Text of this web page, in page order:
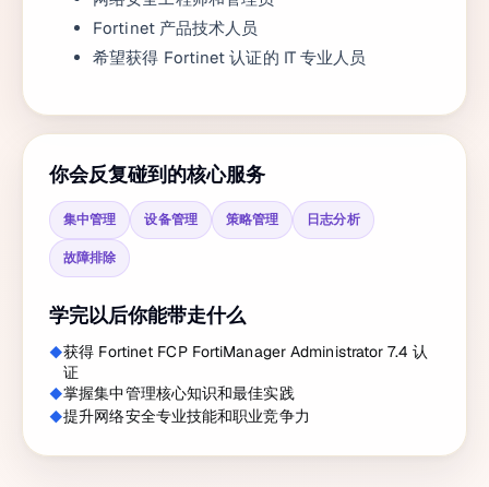
Fortinet 产品技术人员
希望获得 Fortinet 认证的 IT 专业人员
你会反复碰到的核心服务
集中管理 设备管理 策略管理 日志分析
故障排除
学完以后你能带走什么
获得 Fortinet FCP FortiManager Administrator 7.4 认
证
掌握集中管理核心知识和最佳实践
提升网络安全专业技能和职业竞争力